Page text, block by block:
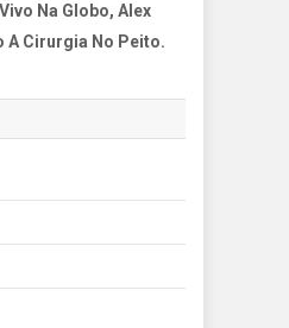
Na Globo, Alex
A Cirurgia No Peito.